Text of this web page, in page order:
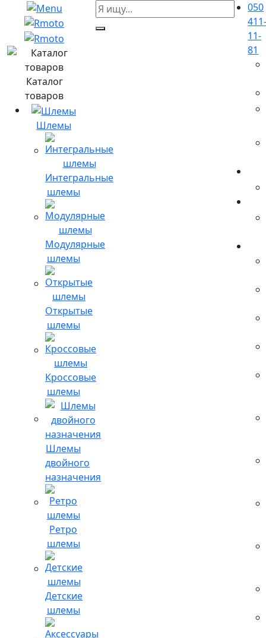
Каталог
товаров
Шлемы
Интегральные
шлемы
Модулярные
шлемы
Открытые
шлемы
Кроссовые
шлемы
Шлемы
двойного
назначения
Ретро
шлемы
Детские
шлемы
050
11-
81